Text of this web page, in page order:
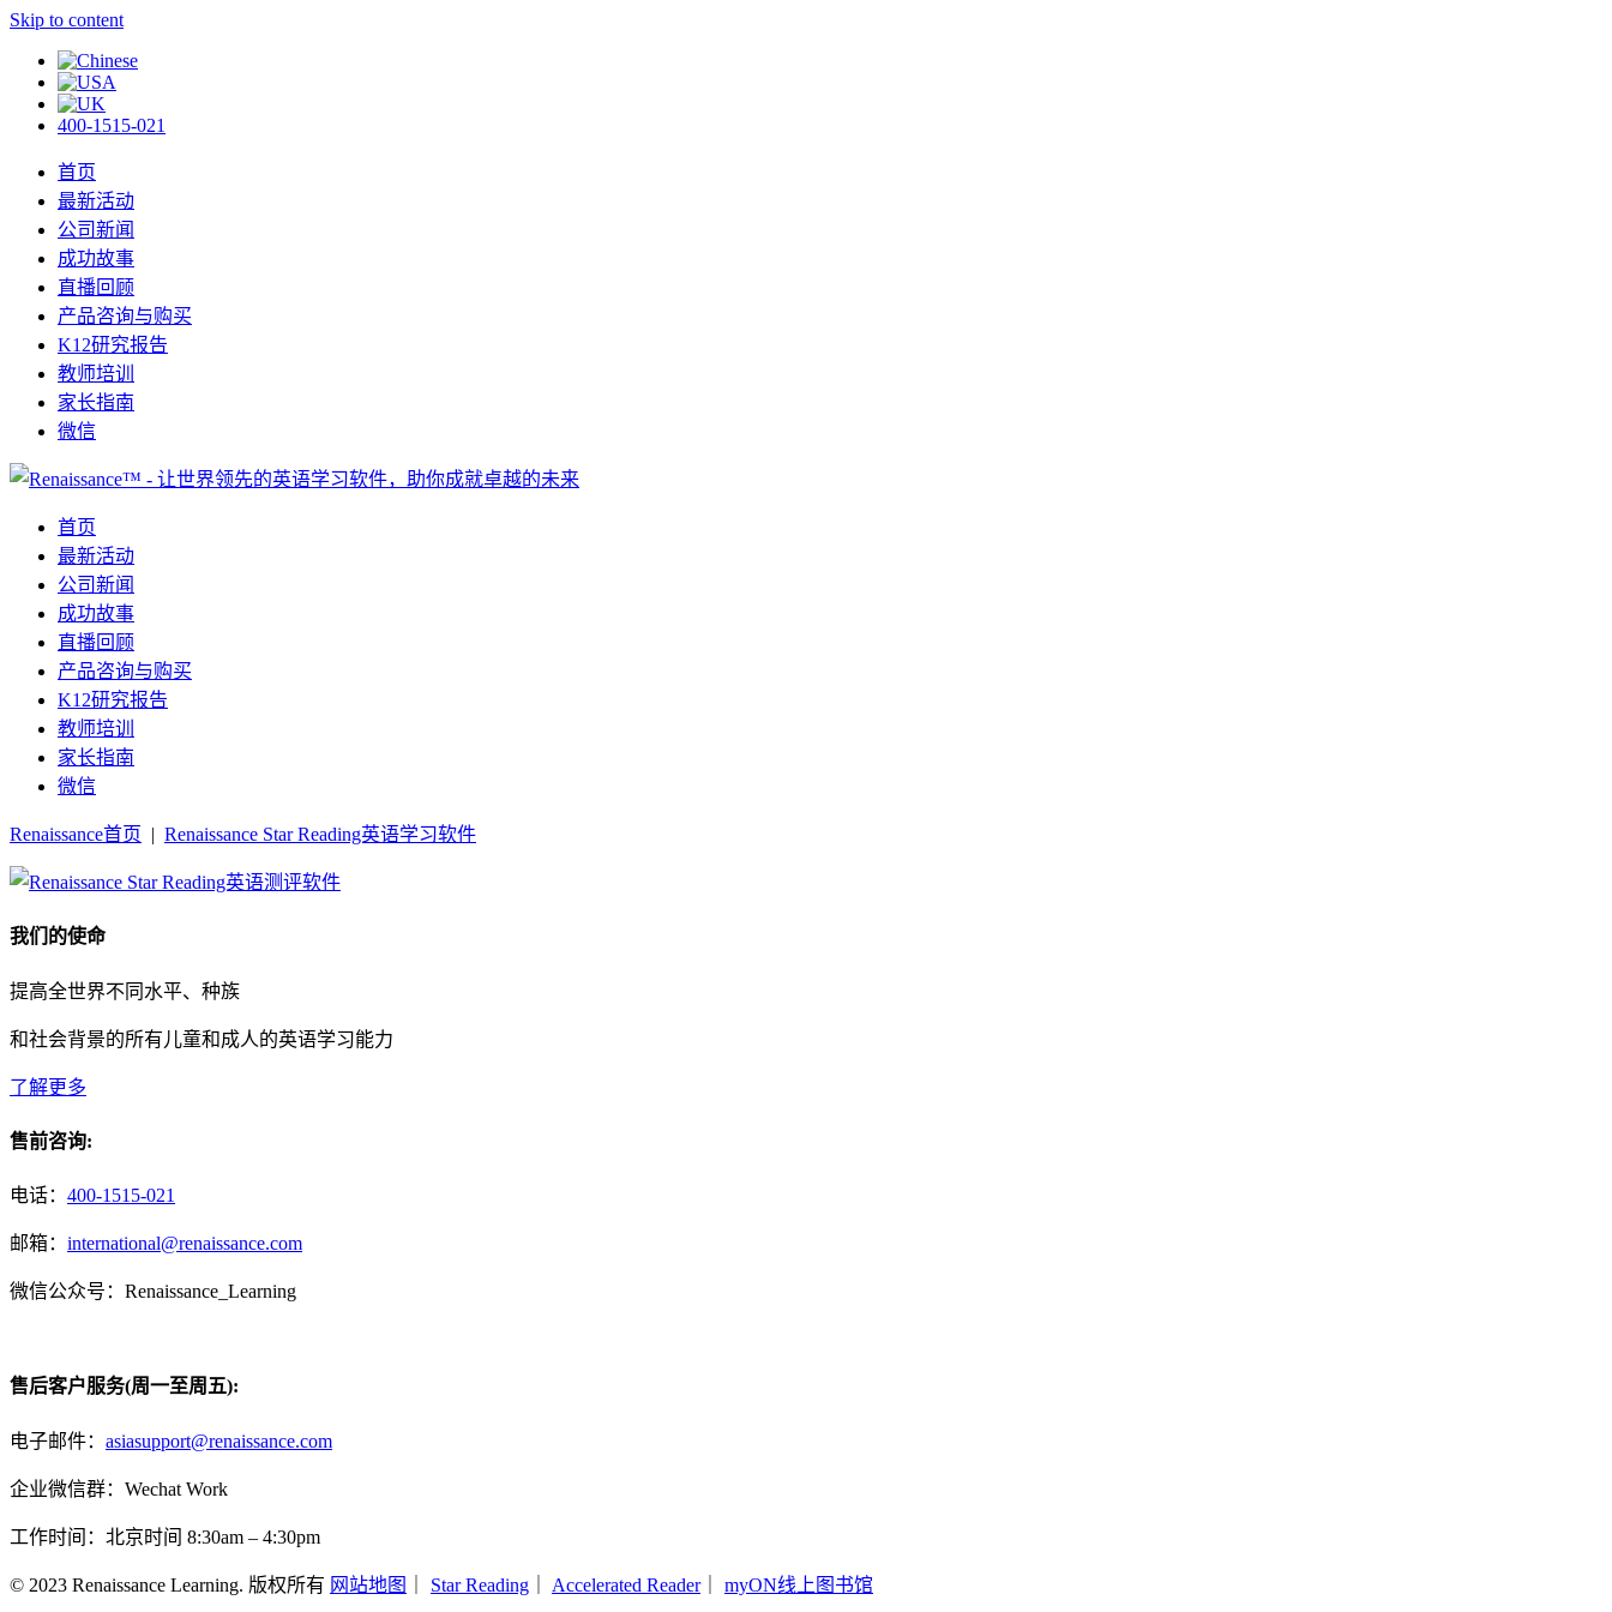
Skip to content
400-1515-021
首页
最新活动
公司新闻
成功故事
直播回顾
产品咨询与购买
K12研究报告
教师培训
家长指南
微信
首页
最新活动
公司新闻
成功故事
直播回顾
产品咨询与购买
K12研究报告
教师培训
家长指南
微信
Renaissance首页 | Renaissance Star Reading英语学习软件
我们的使命
提高全世界不同水平、种族
和社会背景的所有儿童和成人的英语学习能力
了解更多
售前咨询:
电话： 400-1515-021
邮箱： international@renaissance.com
微信公众号：Renaissance_Learning
售后客户服务(周一至周五):
电子邮件： asiasupport@renaissance.com
企业微信群：Wechat Work
工作时间：北京时间 8:30am – 4:30pm
© 2023 Renaissance Learning. 版权所有 网站地图 Star Reading Accelerated Reader｜ myON线上图书馆